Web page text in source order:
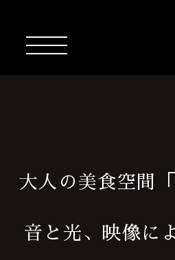
大人の美食空
音と光、映像に